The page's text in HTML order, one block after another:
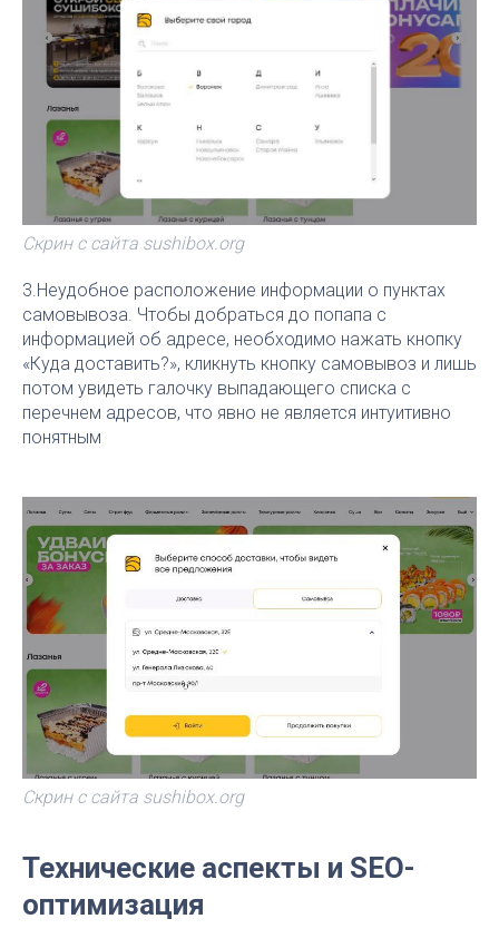
Скрин с сайта sushibox.org
3.Неудобное расположение информации о пунктах
самовывоза. Чтобы добраться до попапа с
информацией об адресе, необходимо нажать кнопку
«Куда доставить?», кликнуть кнопку самовывоз и лишь
потом увидеть галочку выпадающего списка с
перечнем адресов, что явно не является интуитивно
понятным
Скрин с сайта sushibox.org
Технические аспекты и SEO-
оптимизация